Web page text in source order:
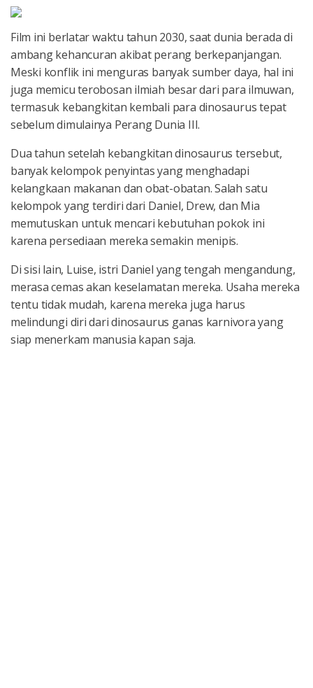
Film ini berlatar waktu tahun 2030, saat dunia berada di
ambang kehancuran akibat perang berkepanjangan.
Meski konflik ini menguras banyak sumber daya, hal ini
juga memicu terobosan ilmiah besar dari para ilmuwan,
termasuk kebangkitan kembali para dinosaurus tepat
sebelum dimulainya Perang Dunia III.
Dua tahun setelah kebangkitan dinosaurus tersebut,
banyak kelompok penyintas yang menghadapi
kelangkaan makanan dan obat-obatan. Salah satu
kelompok yang terdiri dari Daniel, Drew, dan Mia
memutuskan untuk mencari kebutuhan pokok ini
karena persediaan mereka semakin menipis.
Di sisi lain, Luise, istri Daniel yang tengah mengandung,
merasa cemas akan keselamatan mereka. Usaha mereka
tentu tidak mudah, karena mereka juga harus
melindungi diri dari dinosaurus ganas karnivora yang
siap menerkam manusia kapan saja.